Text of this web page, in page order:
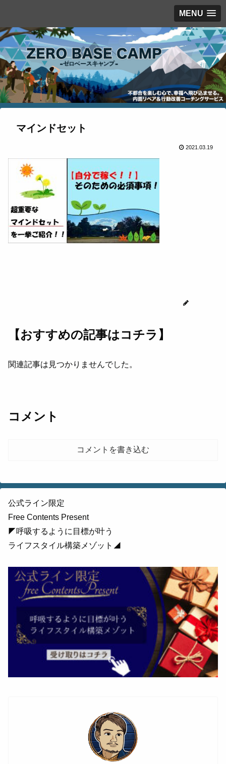
MENU
マインドセット
2021.03.19
【おすすめの記事はコチラ】
関連記事は見つかりませんでした。
コメント
コメントを書き込む
公式ライン限定
Free Contents Present
◤呼吸するように目標が叶う
ライフスタイル構築メゾット◢